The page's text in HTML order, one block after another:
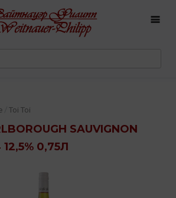
SAUVIGNON
0,75Л
Toi Toi